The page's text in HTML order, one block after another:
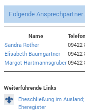
Folgende
Name
Sandra Rother
09422
Elisabeth Baumgartner
09422
Margot Hartmannsgruber09422
Weiterführende Links
Eheschließung im
Eheregister